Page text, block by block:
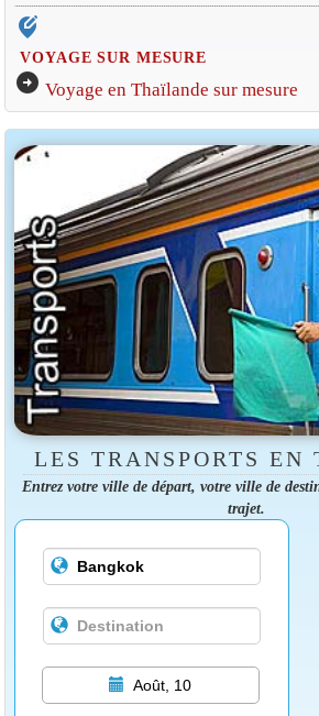
edit_location_alt
VOYAGE SUR MESURE
arrow_circle_right Voyage en Thaïlande sur mesure
LES TRANSPORTS EN
Entrez votre ville de départ, votre ville de
trajet.
Août, 10